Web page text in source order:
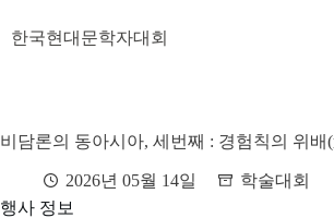
문
뛰
한국현대문학자대회
비담론의 동아시아, 세번째 : 경험칙의 위배
2026년 05월 14일
학술대회
행사 정보